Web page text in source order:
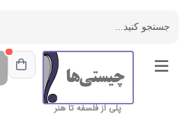
پلی از فلسفه تا هنر